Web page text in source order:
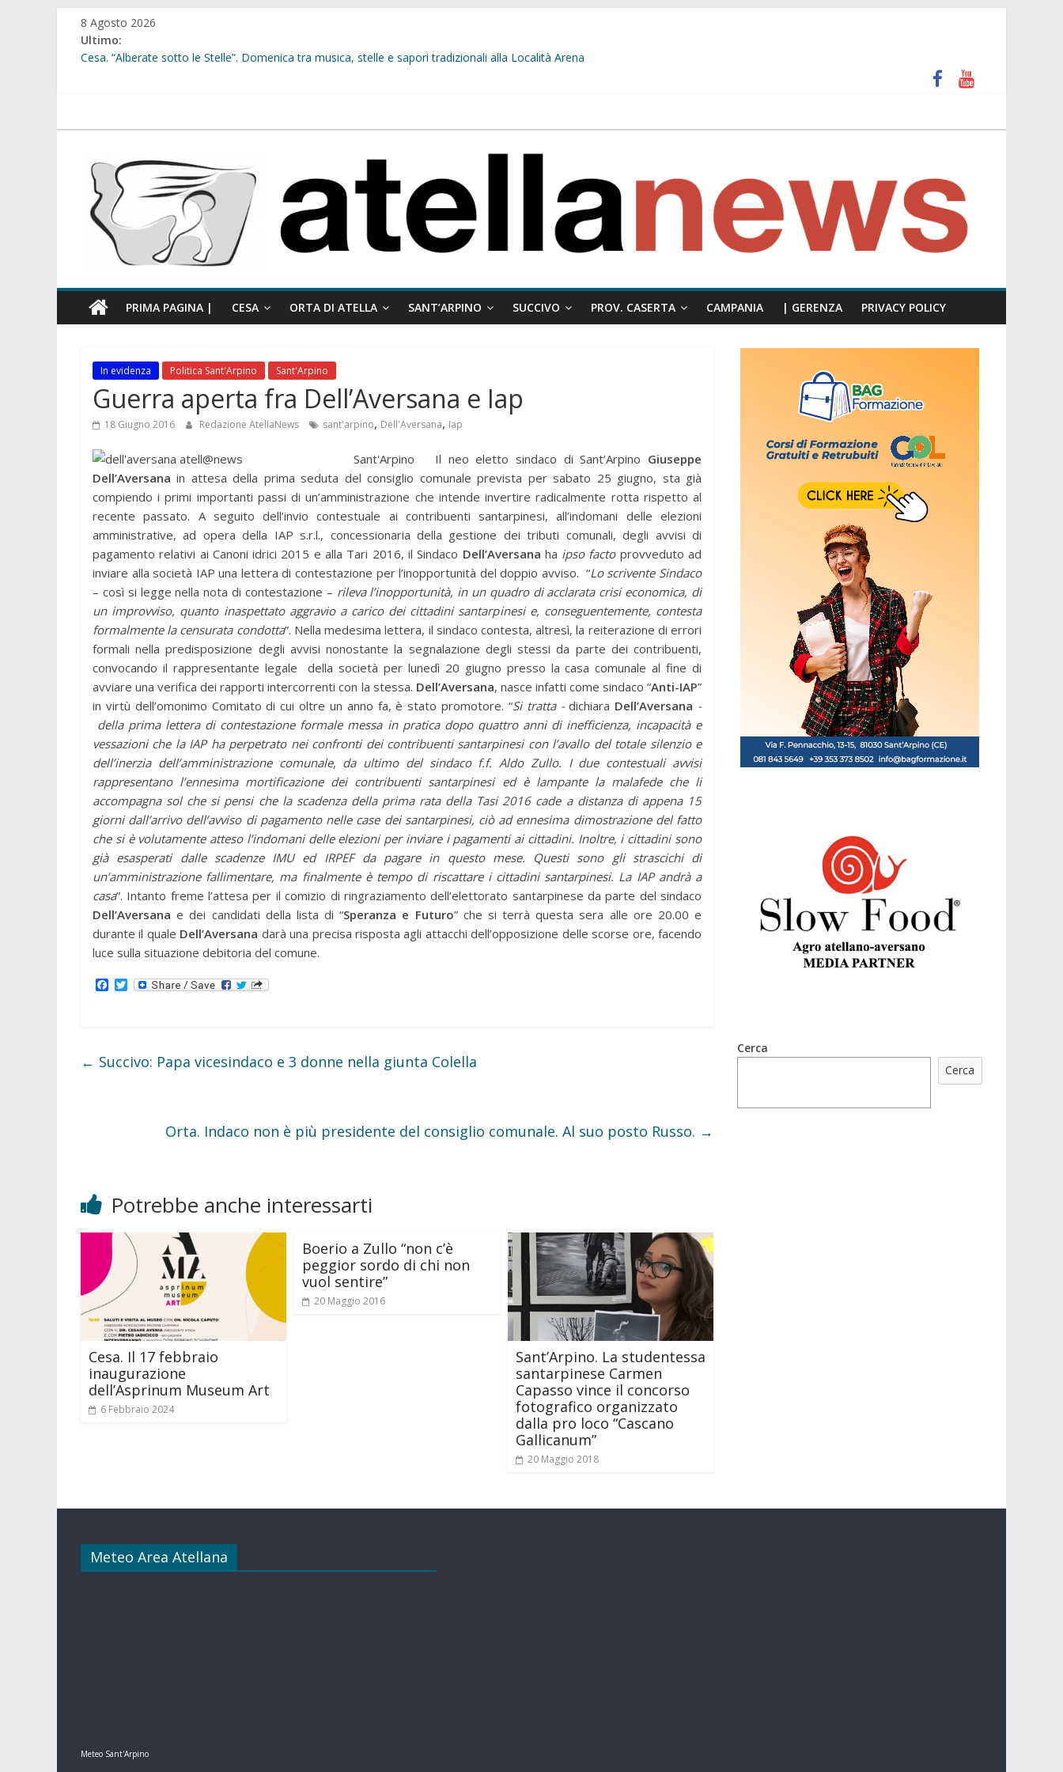
Salta
contenuto
8 Agosto 2026
Ultimo:
Cesa. “Alberate sotto le Stelle”. Domenica tra musica, stelle e sapori tradizionali alla Località Arena
Sant’Arpino. Consiglio comunale del 29 luglio, il gruppo misto:”La verità dei fatti, le bugie hanno le gambe corte. Altro che presunti insulti sessisti, parla il video del consiglio
atellanews.it
PRIMA PAGINA | CESA ORTA DI ATELLA SANT’ARPINO SUCCIVO PROV. CASERTA CAMPANIA | GERENZA PRIVACY POLICY
In evidenza Politica Sant'Arpino Sant'Arpino
Guerra aperta fra Dell’Aversana e Iap
18 Giugno 2016 Redazione AtellaNews sant'arpino, Dell'Aversana, Iap
Sant'Arpino Il neo eletto sindaco di Sant’Arpino Giuseppe
Dell’Aversana in attesa della prima seduta del consiglio comunale prevista per sabato 25 giugno, sta già
compiendo i primi importanti passi di un’amministrazione che intende invertire radicalmente rotta rispetto al
recente passato. A seguito dell’invio contestuale ai contribuenti santarpinesi, all’indomani delle elezioni
amministrative, ad opera della IAP s.r.l., concessionaria della gestione dei tributi comunali, degli avvisi di
pagamento relativi ai Canoni idrici 2015 e alla Tari 2016, il Sindaco Dell’Aversana ha ipso factoprovveduto ad
inviare alla società IAP una lettera di contestazione per l’inopportunità del doppio avviso. “Lo scrivente Sindaco
– così si legge nella nota di contestazione – rileva l’inopportunità, in un quadro di acclarata crisi economica, di
un improvviso, quanto inaspettato aggravio a carico dei cittadini santarpinesi e, conseguentemente, contesta
formalmente la censurata condotta”. Nella medesima lettera, il sindaco contesta, altresì, la reiterazione di errori
formali nella predisposizione degli avvisi nonostante la segnalazione degli stessi da parte dei contribuenti,
convocando il rappresentante legale della società per lunedì 20 giugno presso la casa comunale al fine di
avviare una verifica dei rapporti intercorrenti con la stessa. Dell’Aversana, nasce infatti come sindaco “Anti-IAP”
in virtù dell’omonimo Comitato di cui oltre un anno fa, è stato promotore. “Si tratta -dichiara Dell’Aversana -
della prima lettera di contestazione formale messa in pratica dopo quattro anni di inefficienza, incapacità e
vessazioni che la IAP ha perpetrato nei confronti dei contribuenti santarpinesi con l’avallo del totale silenzio e
dell’inerzia dell’amministrazione comunale, da ultimo del sindaco f.f. Aldo Zullo. I due contestuali avvisi
rappresentano l’ennesima mortificazione dei contribuenti santarpinesi ed è lampante la malafede che li
accompagna sol che si pensi che la scadenza della prima rata della Tasi 2016 cade a distanza di appena 15
giorni dall’arrivo dell’avviso di pagamento nelle case dei santarpinesi, ciò ad ennesima dimostrazione del fatto
che si è volutamente atteso l’indomani delle elezioni per inviare i pagamenti ai cittadini. Inoltre, i cittadini sono
già esasperati dalle scadenze IMU ed IRPEF da pagare in questo mese. Questi sono gli strascichi di
un’amministrazione fallimentare, ma finalmente è tempo di riscattare i cittadini santarpinesi. La IAP andrà a
casa”. Intanto freme l’attesa per il comizio di ringraziamento dell’elettorato santarpinese da parte del sindaco
Dell’Aversana e dei candidati della lista di “Speranza e Futuro” che si terrà questa sera alle ore 20.00 e
durante il quale Dell’Aversana darà una precisa risposta agli attacchi dell’opposizione delle scorse ore, facendo
luce sulla situazione debitoria del comune.
o
T
r
← Succivo: Papa vicesindaco e 3 donne nella giunta Colella
Orta. Indaco non è più presidente del consiglio comunale. Al suo posto Russo. →
Potrebbe anche interessarti
Cesa. Il 17 febbraio
inaugurazione
dell’Asprinum Museum Art
6 Febbraio 2024
Boerio a Zullo “non c’è
peggior sordo di chi non
vuol sentire”
20 Maggio 2016
Sant’Arpino. La studentessa
santarpinese Carmen
Capasso vince il concorso
fotografico organizzato
dalla pro loco “Cascano
Gallicanum”
20 Maggio 2018
Cerca
Cerca
Meteo Area Atellana
Meteo Sant'Arpino